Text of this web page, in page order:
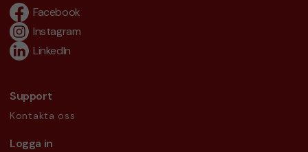
Facebook
Instagram
LinkedIn
Support
Kontakta oss
Logga in